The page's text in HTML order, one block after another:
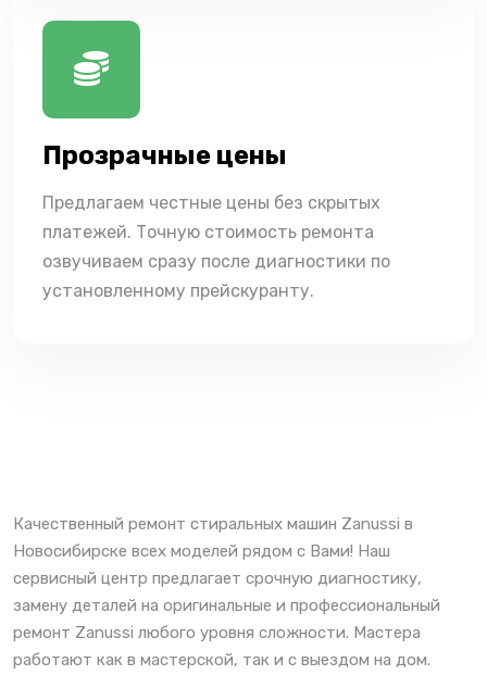
Прозрачные цены
Предлагаем честные цены без скрытых
платежей. Точную стоимость ремонта
озвучиваем сразу после диагностики по
установленному прейскуранту.
Качественный ремонт стиральных машин Zanussi в
Новосибирске всех моделей рядом с Вами! Наш
сервисный центр предлагает срочную диагностику,
замену деталей на оригинальные и профессиональный
ремонт Zanussi любого уровня сложности. Мастера
работают как в мастерской, так и с выездом на дом.